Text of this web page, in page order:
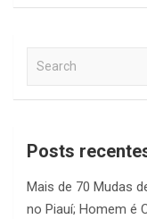
a
c
Posts
Mais de 70 Mudas
no Piauí; Homem é